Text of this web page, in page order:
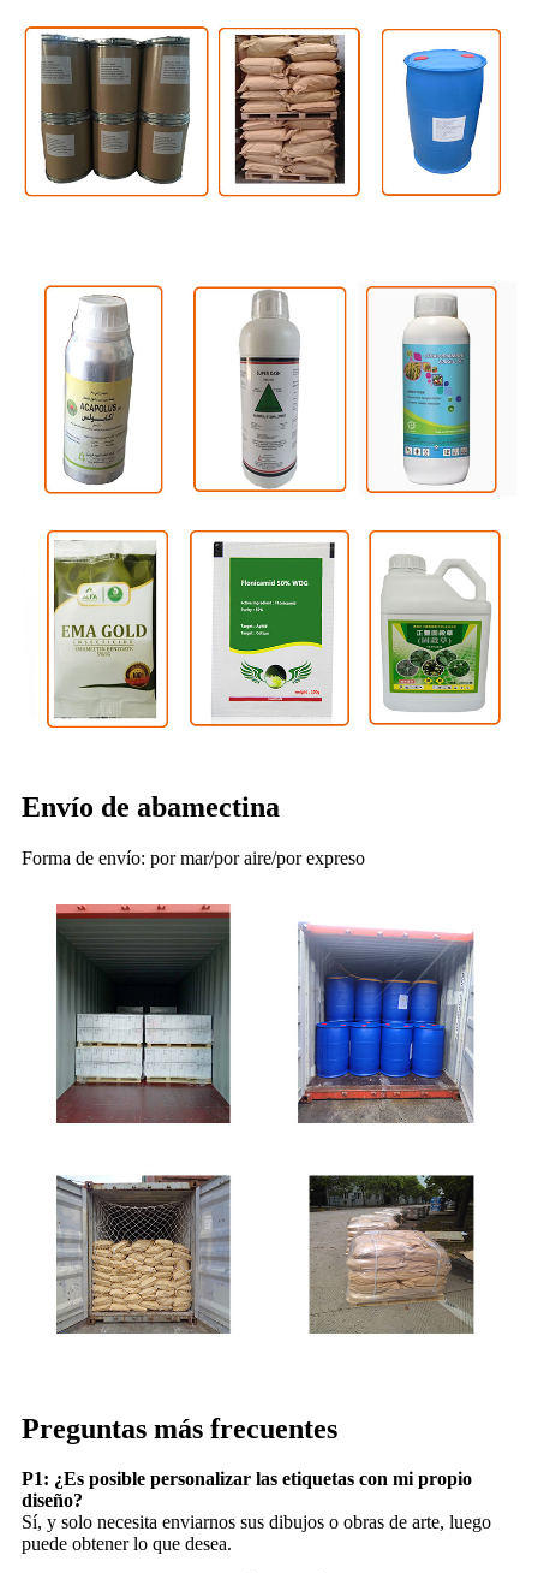
Envío de abamectina
Forma de envío: por mar/por aire/por expreso
Preguntas más frecuentes
P1: ¿Es posible personalizar las etiquetas con mi propio
diseño?
Sí, y solo necesita enviarnos sus dibujos o obras de arte, luego
puede obtener lo que desea.